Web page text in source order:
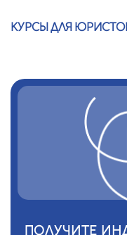
КУРСЫ ДЛЯ
ПОЛУЧИТЕ